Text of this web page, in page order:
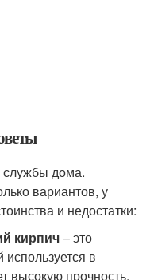
службы дома.
вариантов, у
и недостатки:
кирпич– это
используется в
высокую прочность,